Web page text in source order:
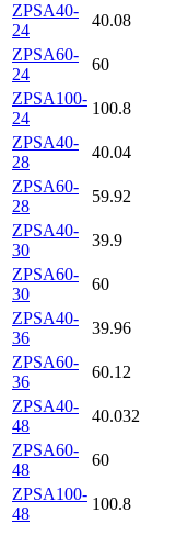
ZPSA40-
24
40.08
ZPSA60-
24
60
ZPSA100-
24
100.8
ZPSA40-
28
40.04
ZPSA60-
28
59.92
ZPSA40-
30
39.9
ZPSA60-
30
60
ZPSA40-
36
39.96
ZPSA60-
36
60.12
ZPSA40-
48
40.032
ZPSA60-
48
60
ZPSA100-
48
100.8